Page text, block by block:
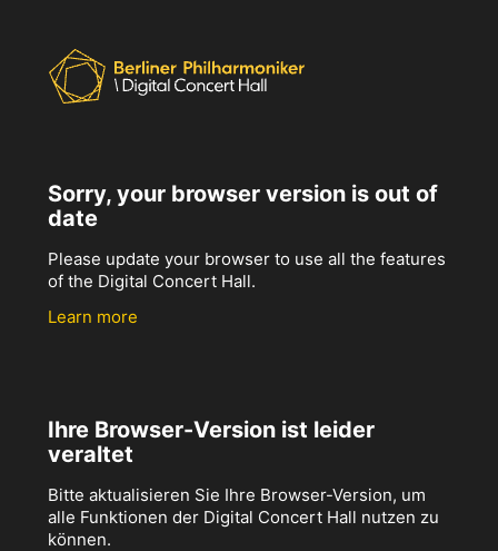
Sorry, your browser version is out of
date
Please update your browser to use all the features
of the Digital Concert Hall.
Learn more
Ihre Browser-Version ist leider
veraltet
Bitte aktualisieren Sie Ihre Browser-Version, um
alle Funktionen der Digital Concert Hall nutzen zu
können.